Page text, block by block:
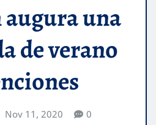
una
de verano
Nov 11, 2020 0